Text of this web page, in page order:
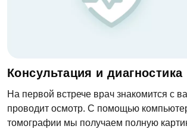
Консультация и диагностика
На первой встрече врач знакомится с
проводит осмотр. С помощью
томографии мы получаем полную